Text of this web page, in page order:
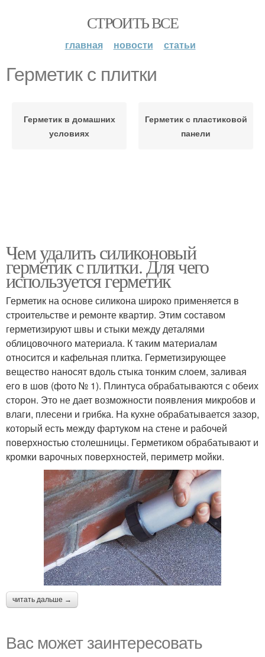
СТРОИТЬ ВСЕ
главная новости статьи
Герметик с плитки
Герметик в домашних
условиях
Герметик с пластиковой
панели
Чем удалить силиконовый
герметик с плитки. Для чего
используется герметик
Герметик на основе силикона широко применяется в
строительстве и ремонте квартир. Этим составом
герметизируют швы и стыки между деталями
облицовочного материала. К таким материалам
относится и кафельная плитка. Герметизирующее
вещество наносят вдоль стыка тонким слоем, заливая
его в шов (фото № 1). Плинтуса обрабатываются с обеих
сторон. Это не дает возможности появления микробов и
влаги, плесени и грибка. На кухне обрабатывается зазор,
который есть между фартуком на стене и рабочей
поверхностью столешницы. Герметиком обрабатывают и
кромки варочных поверхностей, периметр мойки.
читать дальше →
Вас может заинтересовать